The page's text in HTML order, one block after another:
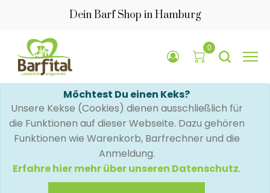
Dein Barf Shop in Hamburg
0
Möchtest Du einen Keks?
Unsere Kekse (Cookies) dienen ausschließlich für
die Funktionen auf dieser Webseite. Dazu gehören
Funktionen wie Warenkorb, Barfrechner und die
Anmeldung.
Erfahre hier mehr über unseren Datenschutz.